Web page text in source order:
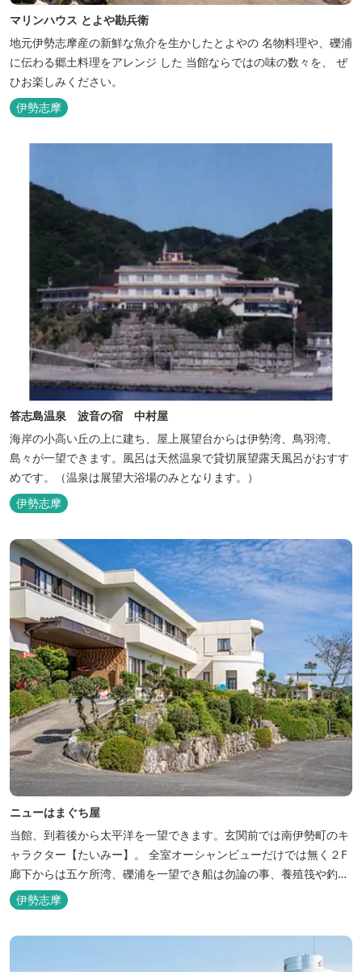
マリンハウス とよや勘兵衛
地元伊勢志摩産の新鮮な魚介を生かしたとよやの 名物料理や、礫浦
に伝わる郷土料理をアレンジ した 当館ならではの味の数々を、 ぜ
ひお楽しみください。
伊勢志摩
答志島温泉 波音の宿 中村屋
海岸の小高い丘の上に建ち、屋上展望台からは伊勢湾、鳥羽湾、
島々が一望できます。風呂は天然温泉で貸切展望露天風呂がおすす
めです。（温泉は展望大浴場のみとなります。）
伊勢志摩
ニューはまぐち屋
当館、到着後から太平洋を一望できます。玄関前では南伊勢町のキ
ャラクター【たいみー】。 全室オーシャンビューだけでは無く２F
廊下からは五ケ所湾、礫浦を一望でき船は勿論の事、養殖筏や釣り
堀筏などみる事ができます。 当館一押しのお部屋【大島】からは太
平洋を一望。マグロの養殖筏、夜には漁師さん達の船の光がみえ対
伊勢志摩